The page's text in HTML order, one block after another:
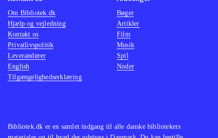
Bibliotek.dk er en samlet indgang til alle danske bibliotekers
Om Bibliotek.dk
Hjælp og vejledning
Kontakt os
Privatlivspolitik
Leverandører
English
Tilgængelighedserklæring
Bøger
Artikler
Film
Musik
Spil
Noder